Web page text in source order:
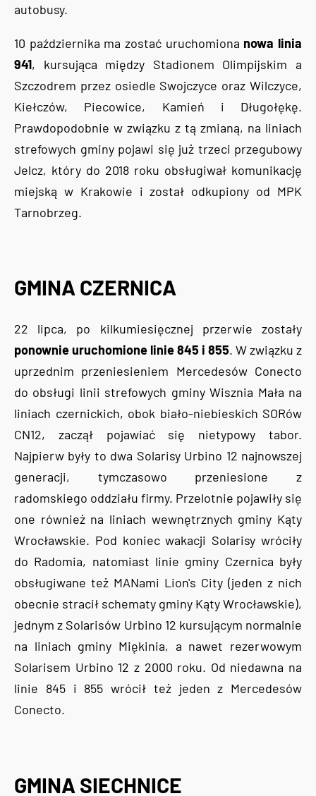
autobusy.
10 października ma zostać uruchomiona nowa linia
941, kursująca między Stadionem Olimpijskim a
Szczodrem przez osiedle Swojczyce oraz Wilczyce,
Kiełczów, Piecowice, Kamień i Długołękę.
Prawdopodobnie w związku z tą zmianą, na liniach
strefowych gminy pojawi się już trzeci przegubowy
Jelcz, który do 2018 roku obsługiwał komunikację
miejską w Krakowie i został odkupiony od MPK
Tarnobrzeg.
GMINA CZERNICA
22 lipca, po kilkumiesięcznej przerwie zostały
ponownie uruchomione linie 845 i 855. W związku z
uprzednim przeniesieniem Mercedesów Conecto
do obsługi linii strefowych gminy Wisznia Mała na
liniach czernickich, obok biało-niebieskich SORów
CN12, zaczął pojawiać się nietypowy tabor.
Najpierw były to dwa Solarisy Urbino 12 najnowszej
generacji, tymczasowo przeniesione z
radomskiego oddziału firmy. Przelotnie pojawiły się
one również na liniach wewnętrznych gminy Kąty
Wrocławskie. Pod koniec wakacji Solarisy wróciły
do Radomia, natomiast linie gminy Czernica były
obsługiwane też MANami Lion's City (jeden z nich
obecnie stracił schematy gminy Kąty Wrocławskie),
jednym z Solarisów Urbino 12 kursującym normalnie
na liniach gminy Miękinia, a nawet rezerwowym
Solarisem Urbino 12 z 2000 roku. Od niedawna na
linie 845 i 855 wrócił też jeden z Mercedesów
Conecto.
GMINA SIECHNICE